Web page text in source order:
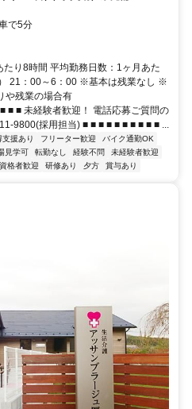
で5分
り8時間 平均勤務日数：1ヶ月あた
21：00～6：00 ※基本は残業なし ※
や残業の場合有
■ ■ 未経験者歓迎！ 電話応募ご質問の
9800(採用担当) ■ ■ ■ ■ ■ ■ ■ ■ ■ ■ ...
支援あり フリーター歓迎
バイク通勤OK
見学可 転勤なし 経験不問
未経験者歓迎
格者歓迎 研修あり 夕方 賞与あり